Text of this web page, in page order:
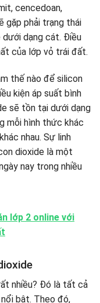
cencedoan,
gặp phải trạng thái
dưới dạng cát. Điều
của lớp vỏ trái đất.
thế nào để silicon
kiện áp suất bình
sẽ tồn tại dưới dạng
mỗi hình thức khác
nhau. Sự linh
dioxide là một
nay trong nhiều
lớp 2 online với
nhiều? Đó là tất cả
bật. Theo đó,